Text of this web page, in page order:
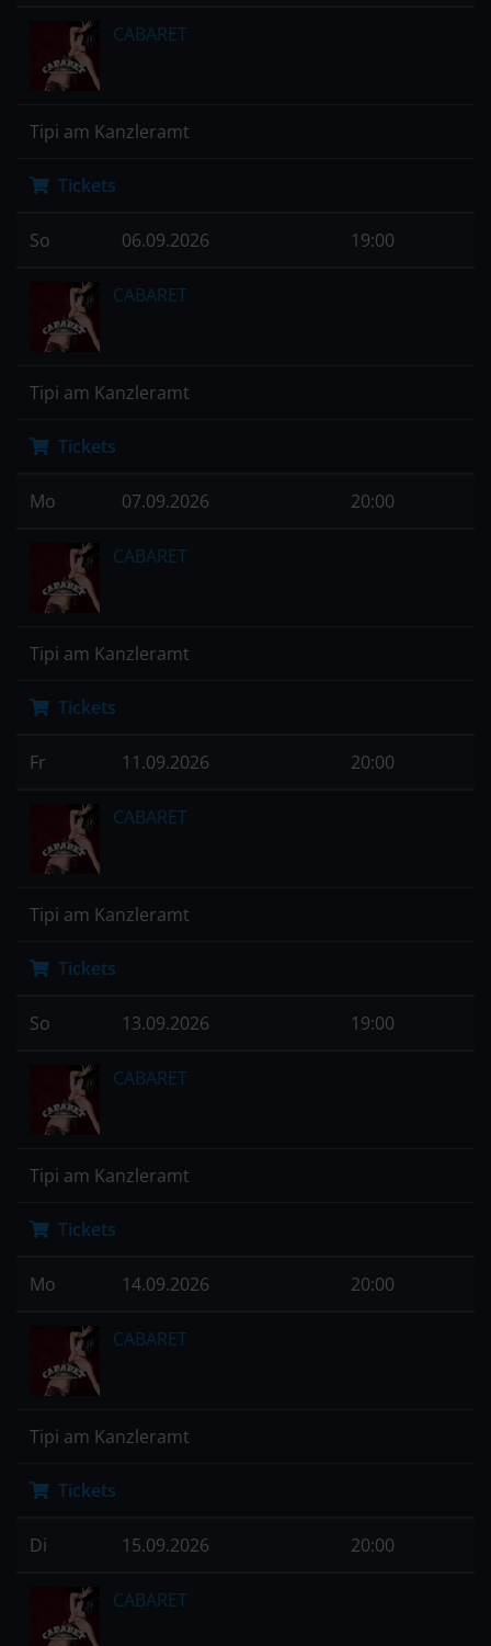
CABARET
Tipi am Kanzleramt
Tickets
So 06.09.2026 19:00
CABARET
Tipi am Kanzleramt
Tickets
Mo 07.09.2026 20:00
CABARET
Tipi am Kanzleramt
Tickets
Fr 11.09.2026 20:00
CABARET
Tipi am Kanzleramt
Tickets
So 13.09.2026 19:00
CABARET
Tipi am Kanzleramt
Tickets
Mo 14.09.2026 20:00
CABARET
Tipi am Kanzleramt
Tickets
Di 15.09.2026 20:00
CABARET